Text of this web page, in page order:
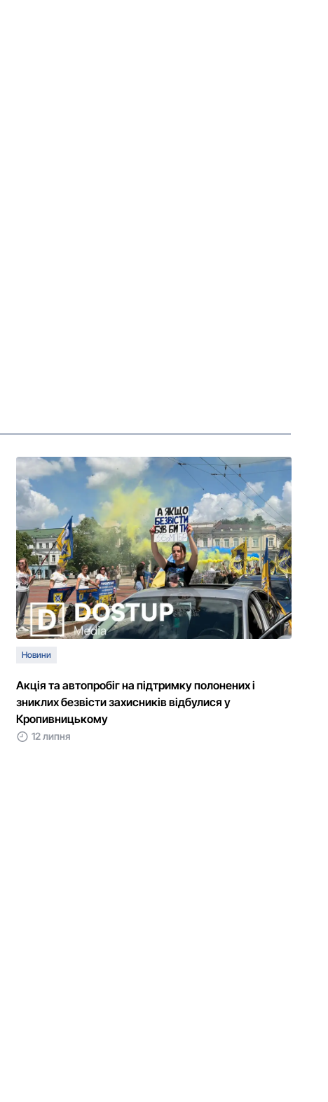
Новини
Акція та автопробіг на підтримку полонених і
зниклих безвісти захисників відбулися у
Кропивницькому
12 липня